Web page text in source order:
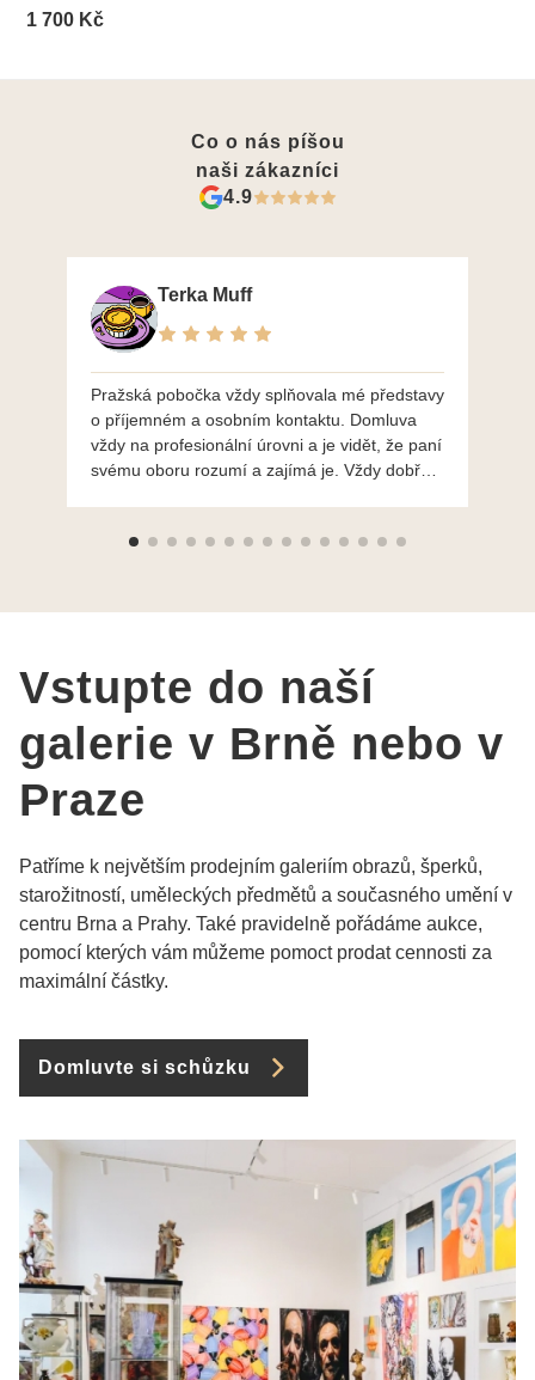
1 700 Kč
Co o nás píšou
naši zákazníci
4.9
Terka Muff
Pražská pobočka vždy splňovala mé představy
o příjemném a osobním kontaktu. Domluva
vždy na profesionální úrovni a je vidět, že paní
svému oboru rozumí a zajímá je. Vždy dobře a
výběru, jak už bylo napsáno - na požádání
Vstupte do naší
galerie v Brně nebo v
Praze
Patříme k největším prodejním galeriím obrazů, šperků,
starožitností, uměleckých předmětů a současného umění v
centru Brna a Prahy. Také pravidelně pořádáme aukce,
pomocí kterých vám můžeme pomoct prodat cennosti za
maximální částky.
Domluvte si schůzku